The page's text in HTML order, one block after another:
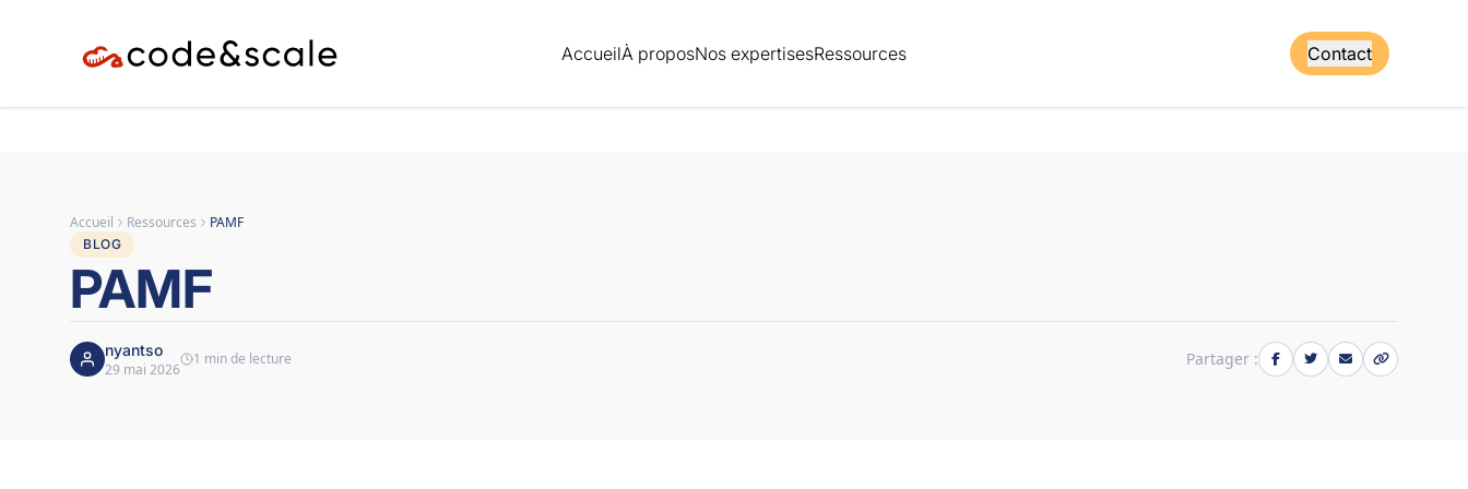
AccueilÀ proposNos expertisesRessources Contact
Accueil Ressources PAMF
BLOG
PAMF
nyantso
29 mai 2026
1 min de lecture Partager :